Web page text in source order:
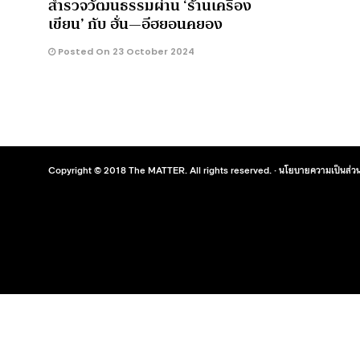
เขียน’ กับ ฮั่น—อีฮยอนคยอง
Posted On 23 October 2024
Copyright © 2018 The MATTER. All rights reserved. ·นโยบายความเป็นส่ว